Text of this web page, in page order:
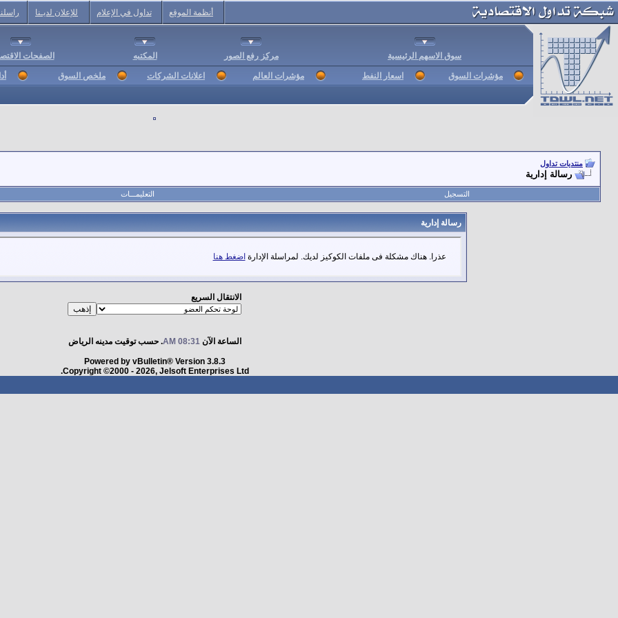
أنظمة الموقع تداول في الإعلام للإعلان لديـنا
سوق الاسهم الرئيسية مركز رفع الصور المكتبه الصفحات
مؤشرات السوق اسعار النفط مؤشرات العالم اعلانات الشركات ملخص السوق
منتديات تداول
رسالة إدارية
التسجيل التعليمـــات
رسالة إدارية
عذرا. هناك مشكلة فى ملفات الكوكيز لديك. لمراسلة الإدارة اضغط هنا
الانتقال السريع
الساعة الآن08:31 AM . حسب توقيت مدينه الرياض
Powered by vBulletin® Version 3.8.3
Copyright ©2000 - 2026, Jelsoft Enterprises Ltd.